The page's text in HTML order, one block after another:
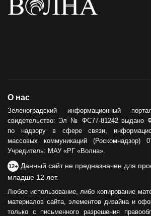
О нас
Зеленоградский информационный
свидетельство: Эл № ФС77-81242 выдано
по надзору в сфере связи,
массовых коммуникаций (Роскомнадзор)
Учредитель: МАУ «РГ «Волна».
12+ Данный сайт не предназначен для
младше 12 лет.
Любое использование, либо копирование
материалов сайта, элементов дизайна и
только с письменного разрешения